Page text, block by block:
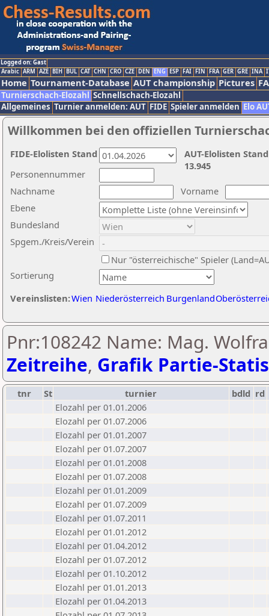
Logged on: Gast
Arabic ARM AZE BIH BUL CAT CHN CRO CZE DEN ENG ESP FAI FIN FRA GER GRE INA
Home Tournament-Database AUT championship Pictures
Turnierschach-Elozahl Schnellschach-Elozahl
Allgemeines Turnier anmelden: AUT FIDE Spieler anmelden Elo
Willkommen bei den offiziellen
Nachname
Vorname
Ebene
Sortierung
Personennummer
Bundesland
Spgem./Kreis/Verein
Nur "österreichische" Spieler
Vereinslisten:Wien Niederösterreich Burgenland
AUT-Elolisten
13.945
FIDE-Elolisten Stand
Pnr:108242 Name: Mag.
Zeitreihe, Grafik Partie-
tnr St turnier bdld rd
Elozahl per 01.01.2006
Elozahl per 01.07.2006
Elozahl per 01.01.2007
Elozahl per 01.07.2007
Elozahl per 01.01.2008
Elozahl per 01.07.2008
Elozahl per 01.01.2009
Elozahl per 01.07.2009
Elozahl per 01.07.2011
Elozahl per 01.01.2012
Elozahl per 01.04.2012
Elozahl per 01.07.2012
Elozahl per 01.10.2012
Elozahl per 01.01.2013
Elozahl per 01.04.2013